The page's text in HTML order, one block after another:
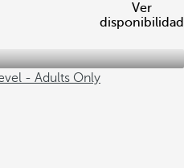
Ver
disponibilidad
- Adults Only